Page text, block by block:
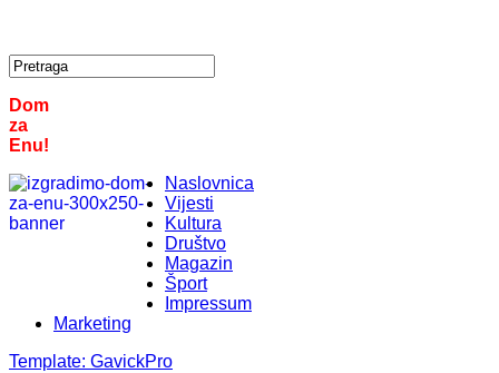
Dom
za
Enu!
Naslovnica
Vijesti
Kultura
Društvo
Magazin
Šport
Impressum
Marketing
Template: GavickPro